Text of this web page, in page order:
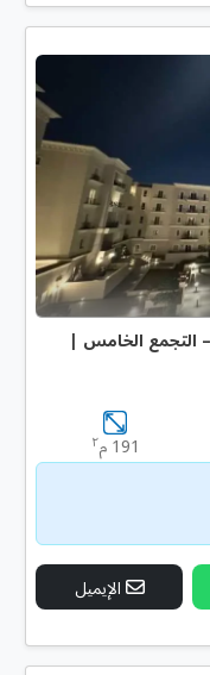
– التجمع الخامس |
191 م ٢
الإيميل